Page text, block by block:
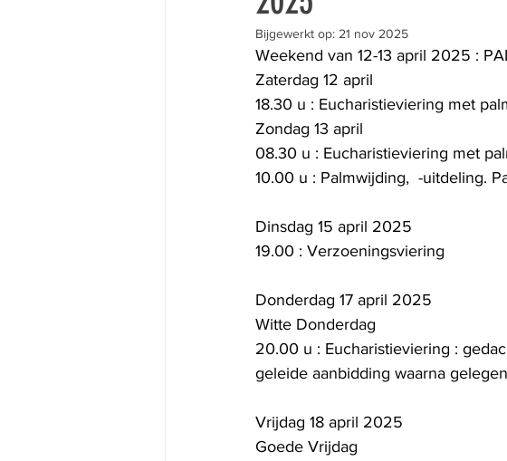
Bijgewerkt op: 21 nov 2025
Weekend van 12-13 april 2025 :
Zaterdag 12 april
18.30 u : Eucharistieviering met
Zondag 13 april
08.30 u : Eucharistieviering met
10.00 u : Palmwijding,  -uitdeling.
Dinsdag 15 april 2025
19.00 : Verzoeningsviering
Donderdag 17 april 2025
Witte Donderdag
20.00 u : Eucharistieviering :
geleide aanbidding waarna
Vrijdag 18 april 2025
Goede Vrijdag